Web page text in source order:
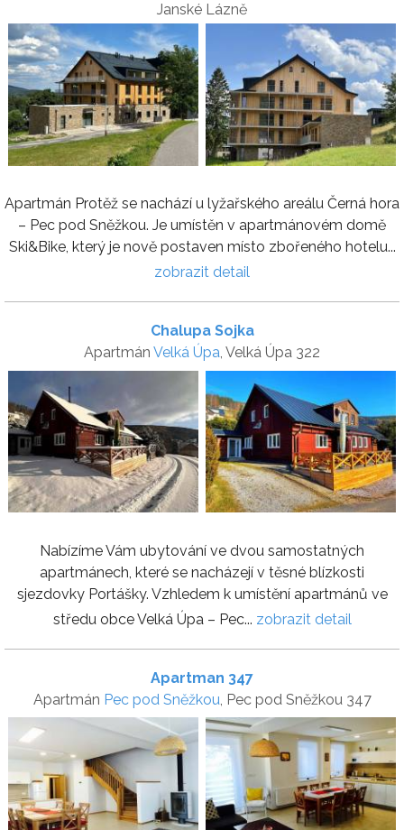
Janské Lázně
Apartmán Protěž se nachází u lyžařského areálu Černá hora
– Pec pod Sněžkou. Je umístěn v apartmánovém domě
Ski&Bike, který je nově postaven místo zbořeného hotelu...
zobrazit detail
Chalupa Sojka
Apartmán Velká Úpa, Velká Úpa 322
Nabízíme Vám ubytování ve dvou samostatných
apartmánech, které se nacházejí v těsné blízkosti
sjezdovky Portášky. Vzhledem k umístění apartmánů ve
středu obce Velká Úpa – Pec... zobrazit detail
Apartman 347
Apartmán Pec pod Sněžkou , Pec pod Sněžkou 347